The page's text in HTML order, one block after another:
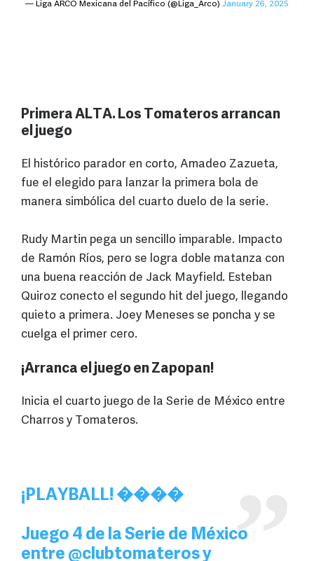
— Liga ARCO Mexicana del Pacífico (@Liga_Arco) January 26, 2025
Primera ALTA. Los Tomateros arrancan
el juego
El histórico parador en corto, Amadeo Zazueta,
fue el elegido para lanzar la primera bola de
manera simbólica del cuarto duelo de la serie.
Rudy Martin pega un sencillo imparable. Impacto
de Ramón Ríos, pero se logra doble matanza con
una buena reacción de Jack Mayfield. Esteban
Quiroz conecto el segundo hit del juego, llegando
quieto a primera. Joey Meneses se poncha y se
cuelga el primer cero.
¡Arranca el juego en Zapopan!
Inicia el cuarto juego de la Serie de México entre
Charros y Tomateros.
¡PLAYBALL! ����
Juego 4 de la Serie de México
entre @clubtomaterosy